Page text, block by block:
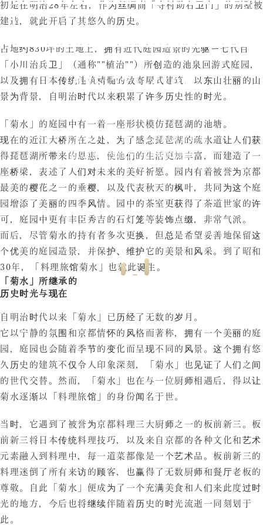
075-771-4101
个人资讯保护方针
推荐观看环境
有关食物过敏原注意事项规范
初是在明治28年左右，作为丝绸商「寺村助右卫门」的别墅被
建造，就此开启了其悠久的历史。
占地约830坪的土地上，拥有近代庭园造景的先驱ー七代目
「小川治兵卫」（通称""植治""）所创造的池泉回游式庭园，
以及拥有日本传统建筑精髓的数寄屋式建筑。以东山壮丽的山
景为背景，自明治时代以来积累了许多历史性的时光。
「菊水」的庭园中有一着一座形状模仿琵琶湖的池塘。
现在的近江大桥所在之处，为了感念琵琶湖的疏水道让人们获
得琵琶湖所带来的恩惠，使他们的生活更加丰富，而建造了一
座桥梁，表述了人们对未来的美好祈愿。园内有着被誉为京都
最美的樱花之一的垂樱，以及代表秋天的枫叶，共同为这个庭
园增添了美丽的四季风情。园中的茶室更获得了茶道世家的许
可，庭园中更有丰臣秀吉的石灯笼等装饰点缀，非常气派。
而后，尽管菊水的持有者多次更换，但总是希望妥善地保留这
个优美的庭园造景，并保护、维护它的美景和风采。到了昭和
30年，「料理旅馆菊水」也就此诞生。
「菊水」所继承的
历史时光与现在
自明治时代以来「菊水」已历经了无数的岁月。
它以宁静的氛围和京都情怀的风格而著称，拥有一个美丽的庭
园，庭园也会随着季节的变化而呈现不同的风景。这个拥有悠
久历史的建筑不仅令人印象深刻，「菊水」也见证了人们之间
的世代交替。然而，「菊水」也在与一位厨师相遇后，得以让
菊水逐渐以「料理旅馆」的身份闻名于世。
当时，它遇到了被誉为京都料理三大厨师之一的板前新三。板
前新三将日本传统料理技巧，以及来自京都的各种文化和艺术
元素融入到料理中，每一道菜都像是一个艺术品。板前新三的
料理迷倒了所有来访的顾客，也赢得了无数厨师和餐厅老板的
尊敬。自此「菊水」便成为了一个充满美食和人们来此度过时
光的地方，今后也将继续伴随着历史的时光流逝一同刻划于
此。